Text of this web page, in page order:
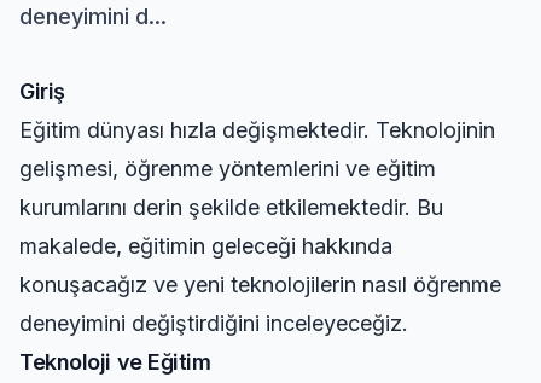
deneyimini d...
Giriş
Eğitim dünyası hızla değişmektedir. Teknolojinin
gelişmesi, öğrenme yöntemlerini ve eğitim
kurumlarını derin şekilde etkilemektedir. Bu
makalede, eğitimin geleceği hakkında
konuşacağız ve yeni teknolojilerin nasıl öğrenme
deneyimini değiştirdiğini inceleyeceğiz.
Teknoloji ve Eğitim